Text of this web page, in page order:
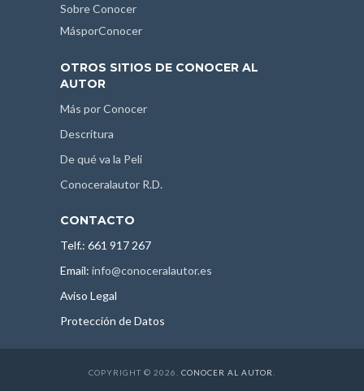
Sobre Conocer
MásporConocer
OTROS SITIOS DE CONOCER AL
AUTOR
Más por Conocer
Descritura
De qué va la Peli
Conoceralautor R.D.
CONTACTO
Telf.: 661 917 267
Email: info@conoceralautor.es
Aviso Legal
Protección de Datos
COPYRIGHT © 2026. CONOCER AL AUTOR